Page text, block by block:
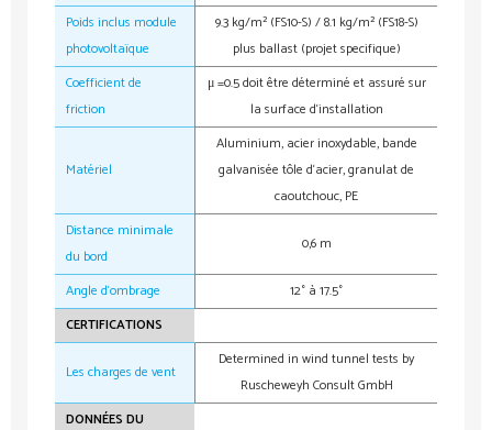
Poids inclus module
photovoltaïque
9.3 kg/m² (FS10-S) / 8.1 kg/m² (FS18-S)
plus ballast (projet specifique)
Coefficient de
friction
μ =0.5 doit être déterminé et assuré sur
la surface d‘installation
Matériel
Aluminium, acier inoxydable, bande
galvanisée tôle d‘acier, granulat de
caoutchouc, PE
Distance minimale
du bord
0,6 m
Angle d‘ombrage
12° à 17.5°
CERTIFICATIONS
Les charges de vent
Determined in wind tunnel tests by
Ruscheweyh Consult GmbH
DONNÉES DU